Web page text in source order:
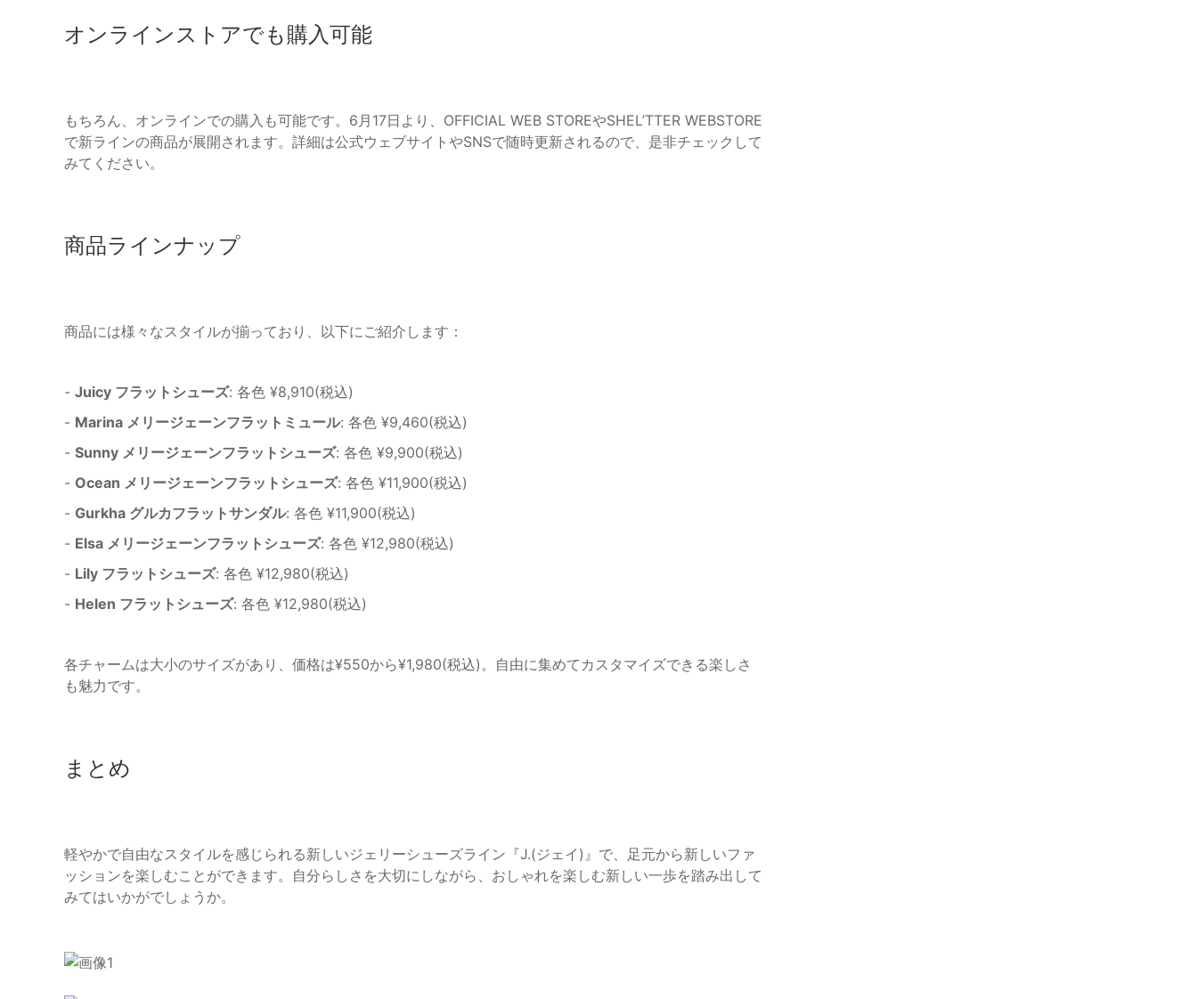
オンラインストアでも購入可能
もちろん、オンラインでの購入も可能です。6月17日より、OFFICIAL WEB STOREやSHEL’TTER WEBSTORE
で新ラインの商品が展開されます。詳細は公式ウェブサイトやSNSで随時更新されるので、是非チェックして
みてください。
商品ラインナップ
商品には様々なスタイルが揃っており、以下にご紹介します：
- Juicy フラットシューズ: 各色 ¥8,910(税込)
- Marina メリージェーンフラットミュール: 各色 ¥9,460(税込)
- Sunny メリージェーンフラットシューズ: 各色 ¥9,900(税込)
- Ocean メリージェーンフラットシューズ: 各色 ¥11,900(税込)
- Gurkha グルカフラットサンダル: 各色 ¥11,900(税込)
- Elsa メリージェーンフラットシューズ: 各色 ¥12,980(税込)
- Lily フラットシューズ: 各色 ¥12,980(税込)
- Helen フラットシューズ: 各色 ¥12,980(税込)
各チャームは大小のサイズがあり、価格は¥550から¥1,980(税込)。自由に集めてカスタマイズできる楽しさ
も魅力です。
まとめ
軽やかで自由なスタイルを感じられる新しいジェリーシューズライン『J.(ジェイ)』で、足元から新しいファ
ッションを楽しむことができます。自分らしさを大切にしながら、おしゃれを楽しむ新しい一歩を踏み出して
みてはいかがでしょうか。